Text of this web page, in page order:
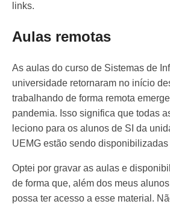
links.
Aulas remotas
As aulas do curso de Sistemas de
universidade retornaram no início
trabalhando de forma remota
pandemia. Isso significa que todas
leciono para os alunos de SI da
UEMG estão sendo disponibilizadas
Optei por gravar as aulas e
de forma que, além dos meus
possa ter acesso a esse material.